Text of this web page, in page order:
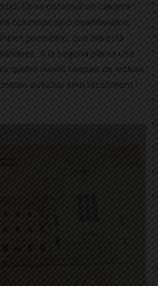
Es va construir un claustre
columnar, sinó deambulatori,
geomètric, que ara està
A la segona planta una
quatre nivells i espais de lectura
estudiar amb recolliment i